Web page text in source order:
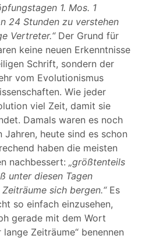
1. Mos. 1
24 Stunden zu verstehen
Vertreter.“Der Grund für
keine neuen Erkenntnisse
Schrift, sondern der
vom Evolutionismus
Wie jeder
viel Zeit, damit sie
Damals waren es noch
heute sind es schon
haben die meisten
nachbessert: „größtenteils
unter diesen Tagen
sich bergen.“Es
so einfach einzusehen,
gerade mit dem Wort
lange Zeiträume“ benennen